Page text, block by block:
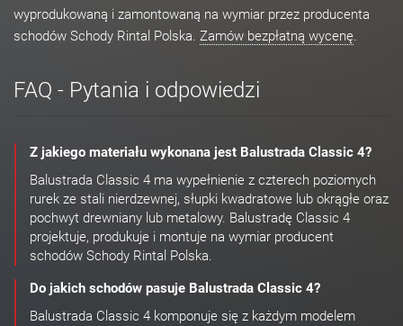
wyprodukowaną i zamontowaną na wymiar przez producenta
schodów Schody Rintal Polska. Zamów bezpłatną wycenę.
FAQ - Pytania i odpowiedzi
Z jakiego materiału wykonana jest Balustrada Classic 4?
Balustrada Classic 4 ma wypełnienie z czterech poziomych
rurek ze stali nierdzewnej, słupki kwadratowe lub okrągłe oraz
pochwyt drewniany lub metalowy. Balustradę Classic 4
projektuje, produkuje i montuje na wymiar producent
schodów Schody Rintal Polska.
Do jakich schodów pasuje Balustrada Classic 4?
Balustrada Classic 4 komponuje się z każdym modelem